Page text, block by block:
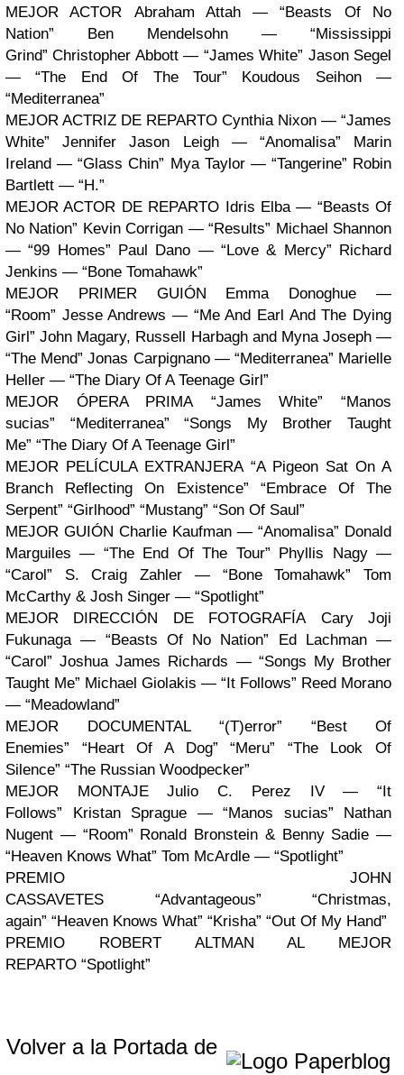
MEJOR ACTOR Abraham Attah — “Beasts Of No
Nation” Ben Mendelsohn — “Mississippi
Grind” Christopher Abbott — “James White” Jason Segel
— “The End Of The Tour” Koudous Seihon —
“Mediterranea”
MEJOR ACTRIZ DE REPARTO Cynthia Nixon — “James
White” Jennifer Jason Leigh — “Anomalisa” Marin
Ireland — “Glass Chin” Mya Taylor — “Tangerine” Robin
Bartlett — “H.”
MEJOR ACTOR DE REPARTO Idris Elba — “Beasts Of
No Nation” Kevin Corrigan — “Results” Michael Shannon
— “99 Homes” Paul Dano — “Love & Mercy” Richard
Jenkins — “Bone Tomahawk”
MEJOR PRIMER GUIÓN Emma Donoghue —
“Room” Jesse Andrews — “Me And Earl And The Dying
Girl” John Magary, Russell Harbagh and Myna Joseph —
“The Mend” Jonas Carpignano — “Mediterranea” Marielle
Heller — “The Diary Of A Teenage Girl”
MEJOR ÓPERA PRIMA “James White” “Manos
sucias” “Mediterranea” “Songs My Brother Taught
Me” “The Diary Of A Teenage Girl”
MEJOR PELÍCULA EXTRANJERA “A Pigeon Sat On A
Branch Reflecting On Existence” “Embrace Of The
Serpent” “Girlhood” “Mustang” “Son Of Saul”
MEJOR GUIÓN Charlie Kaufman — “Anomalisa” Donald
Marguiles — “The End Of The Tour” Phyllis Nagy —
“Carol” S. Craig Zahler — “Bone Tomahawk” Tom
McCarthy & Josh Singer — “Spotlight”
MEJOR DIRECCIÓN DE FOTOGRAFÍA Cary Joji
Fukunaga — “Beasts Of No Nation” Ed Lachman —
“Carol” Joshua James Richards — “Songs My Brother
Taught Me” Michael Giolakis — “It Follows” Reed Morano
— “Meadowland”
MEJOR DOCUMENTAL “(T)error” “Best Of
Enemies” “Heart Of A Dog” “Meru” “The Look Of
Silence” “The Russian Woodpecker”
MEJOR MONTAJE Julio C. Perez IV — “It
Follows” Kristan Sprague — “Manos sucias” Nathan
Nugent — “Room” Ronald Bronstein & Benny Sadie —
“Heaven Knows What” Tom McArdle — “Spotlight”
PREMIO JOHN
CASSAVETES “Advantageous” “Christmas,
again” “Heaven Knows What” “Krisha” “Out Of My Hand”
PREMIO ROBERT ALTMAN AL MEJOR
REPARTO “Spotlight”
Volver a la Portada de